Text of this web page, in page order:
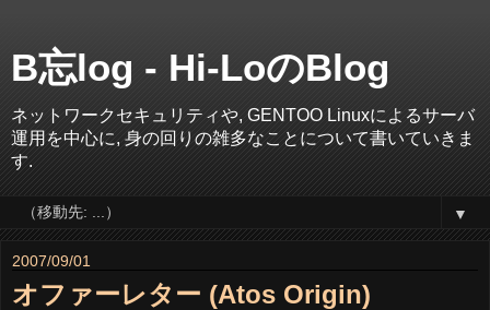
B忘log - Hi-LoのBlog
ネットワークセキュリティや, GENTOO Linuxによるサーバ
運用を中心に, 身の回りの雑多なことについて書いていきま
す.
▼
2007/09/01
オファーレター (Atos Origin)